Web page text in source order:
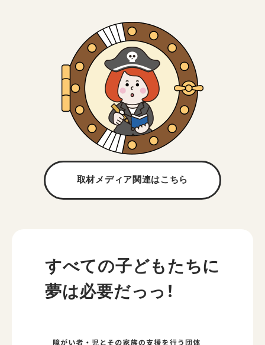
取材メディア関連は こちら
すべての子どもたちに
夢は必要だっっ！